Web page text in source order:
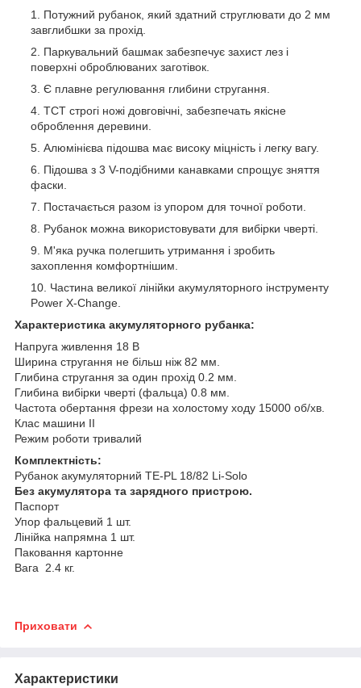
Потужний рубанок, який здатний струглювати до 2 мм
завглибшки за прохід.
Паркувальний башмак забезпечує захист лез і
поверхні оброблюваних заготівок.
Є плавне регулювання глибини стругання.
TCT строгі ножі довговічні, забезпечать якісне
оброблення деревини.
Алюмінієва підошва має високу міцність і легку вагу.
Підошва з 3 V-подібними канавками спрощує зняття
фаски.
Постачається разом із упором для точної роботи.
Рубанок можна використовувати для вибірки чверті.
М'яка ручка полегшить утримання і зробить
захоплення комфортнішим.
Частина великої лінійки акумуляторного інструменту
Power X-Change.
Характеристика акумуляторного рубанка:
Напруга живлення 18 В
Ширина стругання не більш ніж 82 мм.
Глибина стругання за один прохід 0.2 мм.
Глибина вибірки чверті (фальца) 0.8 мм.
Частота обертання фрези на холостому ходу 15000 об/хв.
Клас машини II
Режим роботи тривалий
Комплектність:
Рубанок акумуляторний TE-PL 18/82 Li-Solo
Без акумулятора та зарядного пристрою.
Паспорт
Упор фальцевий 1 шт.
Лінійка напрямна 1 шт.
Паковання картонне
Вага 2.4 кг.
Приховати
Характеристики